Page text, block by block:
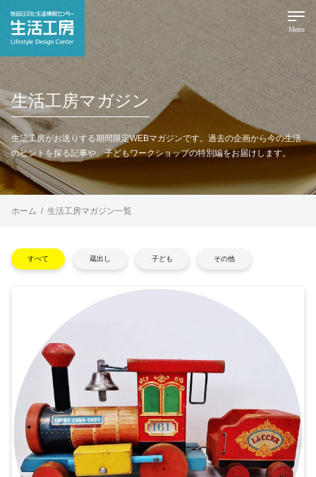
Menu
生活工房マガジン
生活工房がお送りする期間限定WEBマガジンです。 過去の企画から今の生活
のヒントを探る記事や、子どもワークショップの特別編をお届けします。
ホーム 生活工房マガジン一覧
すべて 蔵出し 子ども その他